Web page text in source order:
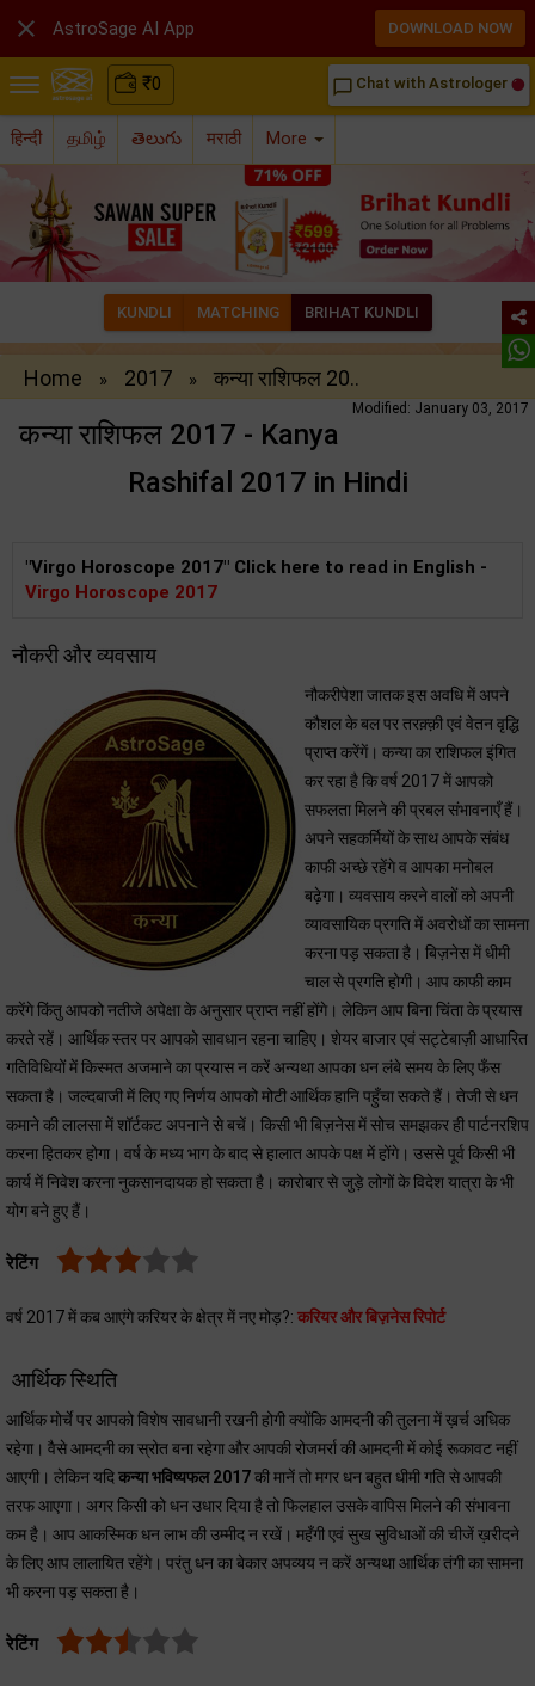
₹0 chat_bubble_outline Chat with Astrologer
हिन्दी தமிழ் తెలుగు मराठी More
KUNDLI MATCHING BRIHAT KUNDLI
Home » 2017 » कन्या राशिफल 20..
Modified: January 03, 2017
कन्या राशिफल 2017 - Kanya
Rashifal 2017 in Hindi
"Virgo Horoscope 2017" Click here to read in English -
Virgo Horoscope 2017
नौकरी और व्यवसाय
नौकरीपेशा जातक इस अवधि में अपने
कौशल के बल पर तरक़्क़ी एवं वेतन वृद्धि
प्राप्त करेंगें। कन्या का राशिफल इंगित
कर रहा है कि वर्ष 2017 में आपको
सफलता मिलने की प्रबल संभावनाएँ हैं।
अपने सहकर्मियों के साथ आपके संबंध
काफी अच्छे रहेंगे व आपका मनोबल
बढ़ेगा। व्यवसाय करने वालों को अपनी
व्यावसायिक प्रगति में अवरोधों का सामना
करना पड़ सकता है। बिज़नेस में धीमी
चाल से प्रगति होगी। आप काफी काम
करेंगे किंतु आपको नतीजे अपेक्षा के अनुसार प्राप्त नहीं होंगे। लेकिन आप बिना चिंता के प्रयास
करते रहें। आर्थिक स्तर पर आपको सावधान रहना चाहिए। शेयर बाजार एवं सट्टेबाज़ी आधारित
गतिविधियों में किस्मत अजमाने का प्रयास न करें अन्यथा आपका धन लंबे समय के लिए फँस
सकता है। जल्दबाजी में लिए गए निर्णय आपको मोटी आर्थिक हानि पहुँचा सकते हैं। तेजी से धन
कमाने की लालसा में शॉर्टकट अपनाने से बचें। किसी भी बिज़नेस में सोच समझकर ही पार्टनरशिप
करना हितकर होगा। वर्ष के मध्य भाग के बाद से हालात आपके पक्ष में होंगे। उससे पूर्व किसी भी
कार्य में निवेश करना नुकसानदायक हो सकता है। कारोबार से जुड़े लोगों के विदेश यात्रा के भी
योग बने हुए हैं।
रेटिंग
वर्ष 2017 में कब आएंगे करियर के क्षेत्र में नए मोड़?: करियर और बिज़नेस रिपोर्ट
आर्थिक स्थिति
आर्थिक मोर्चे पर आपको विशेष सावधानी रखनी होगी क्योंकि आमदनी की तुलना में ख़र्च अधिक
रहेगा। वैसे आमदनी का स्रोत बना रहेगा और आपकी रोजमर्रा की आमदनी में कोई रूकावट नहीं
आएगी। लेकिन यदिकन्या भविष्यफल 2017की मानें तो मगर धन बहुत धीमी गति से आपकी
तरफ आएगा। अगर किसी को धन उधार दिया है तो फिलहाल उसके वापिस मिलने की संभावना
कम है। आप आकस्मिक धन लाभ की उम्मीद न रखें। महँगी एवं सुख सुविधाओं की चीजें ख़रीदने
के लिए आप लालायित रहेंगे। परंतु धन का बेकार अपव्यय न करें अन्यथा आर्थिक तंगी का सामना
भी करना पड़ सकता है।
रेटिंग
 AstroSage AI App DOWNLOAD NOW